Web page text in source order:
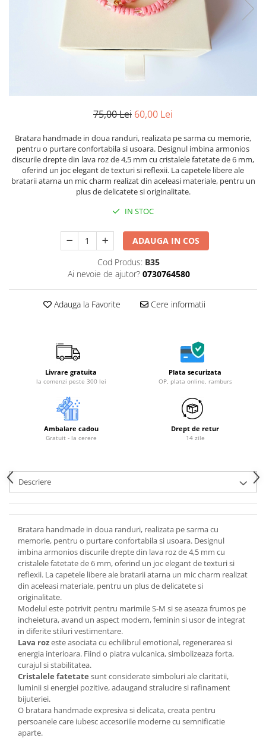
75,00 Lei 60,00 Lei
Bratara handmade in doua randuri, realizata pe sarma cu memorie,
pentru o purtare confortabila si usoara. Designul imbina armonios
discurile drepte din lava roz de 4,5 mm cu cristalele fatetate de 6 mm,
oferind un joc elegant de texturi si reflexii. La capetele libere ale
bratarii atarna un mic charm realizat din aceleasi materiale, pentru un
plus de delicatete si originalitate.
IN STOC
ADAUGA IN COS
Cod Produs: B35
Ai nevoie de ajutor? 0730764580
Adauga la Favorite Cere informatii
Livrare gratuita
la comenzi peste 300 lei
Plata securizata
OP, plata online, ramburs
Ambalare cadou
Gratuit - la cerere
Drept de retur
14 zile
Descriere
Bratara handmade in doua randuri, realizata pe sarma cu
memorie, pentru o purtare confortabila si usoara. Designul
imbina armonios discurile drepte din lava roz de 4,5 mm cu
cristalele fatetate de 6 mm, oferind un joc elegant de texturi si
reflexii. La capetele libere ale bratarii atarna un mic charm realizat
din aceleasi materiale, pentru un plus de delicatete si
originalitate.
Modelul este potrivit pentru marimile S-M si se aseaza frumos pe
incheietura, avand un aspect modern, feminin si usor de integrat
in diferite stiluri vestimentare.
Lava rozeste asociata cu echilibrul emotional, regenerarea si
energia interioara. Fiind o piatra vulcanica, simbolizeaza forta,
curajul si stabilitatea.
Cristalele fatetate sunt considerate simboluri ale claritatii,
luminii si energiei pozitive, adaugand stralucire si rafinament
bijuteriei.
O bratara handmade expresiva si delicata, creata pentru
persoanele care iubesc accesoriile moderne cu semnificatie
aparte.